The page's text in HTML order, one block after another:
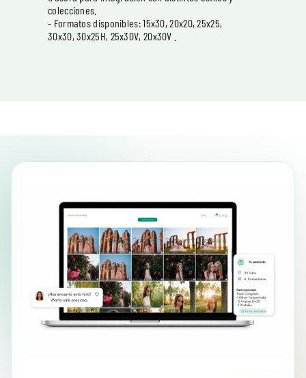
colecciones.
- Formatos disponibles: 15x30, 20x20, 25x25,
30x30, 30x25H, 25x30V, 20x30V .